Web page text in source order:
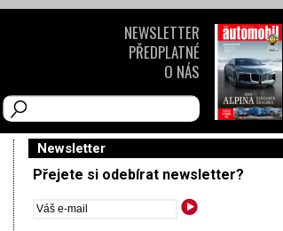
Newsletter
Přejete si odebírat newsletter?
NEWSLETTER
PŘEDPLATNÉ
O NÁS